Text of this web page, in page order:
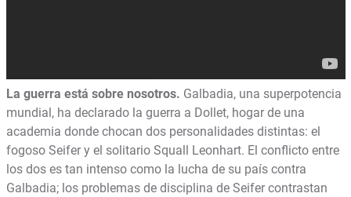
La guerra está sobre nosotros. Galbadia, una superpotencia
mundial, ha declarado la guerra a Dollet, hogar de una
academia donde chocan dos personalidades distintas: el
fogoso Seifer y el solitario Squall Leonhart. El conflicto entre
los dos es tan intenso como la lucha de su país contra
Galbadia; los problemas de disciplina de Seifer contrastan